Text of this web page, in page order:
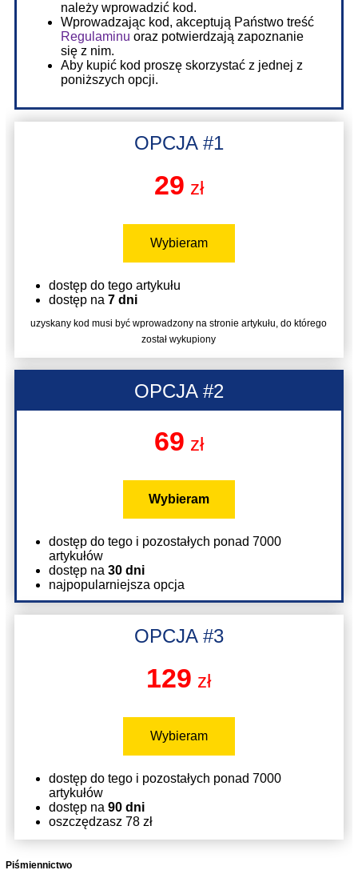
należy wprowadzić kod.
Wprowadzając kod, akceptują Państwo treść
Regulaminu oraz potwierdzają zapoznanie
się z nim.
Aby kupić kod proszę skorzystać z jednej z
poniższych opcji.
OPCJA #1
29 zł
Wybieram
dostęp do tego artykułu
dostęp na 7 dni
uzyskany kod musi być wprowadzony na stronie artykułu, do którego
został wykupiony
OPCJA #2
69 zł
Wybieram
dostęp do tego i pozostałych ponad 7000
artykułów
dostęp na 30 dni
najpopularniejsza opcja
OPCJA #3
129 zł
Wybieram
dostęp do tego i pozostałych ponad 7000
artykułów
dostęp na 90 dni
oszczędzasz 78 zł
Piśmiennictwo